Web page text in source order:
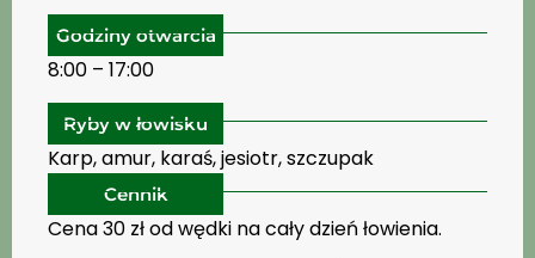
Godziny otwarcia
8:00 – 17:00
Ryby w łowisku
Karp, amur, karaś, jesiotr, szczupak
Cennik
Cena 30 zł od wędki na cały dzień łowienia.